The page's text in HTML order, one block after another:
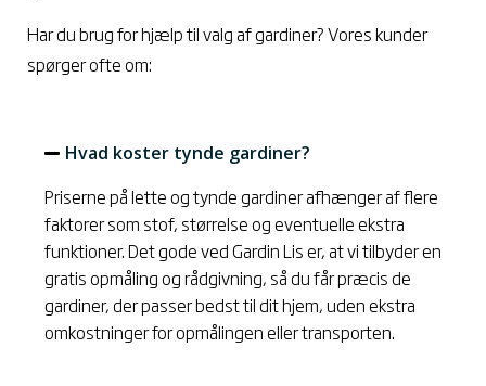
Har du brug for hjælp til valg af gardiner? Vores kunder
spørger ofte om:
Hvad koster tynde gardiner?
Priserne på lette og tynde gardiner afhænger af flere
faktorer som stof, størrelse og eventuelle ekstra
funktioner. Det gode ved Gardin Lis er, at vi tilbyder en
gratis opmåling og rådgivning, så du får præcis de
gardiner, der passer bedst til dit hjem, uden ekstra
omkostninger for opmålingen eller transporten.